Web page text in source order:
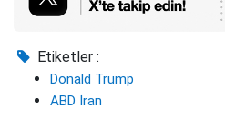
Etiketler :
Donald Trump
ABD İran